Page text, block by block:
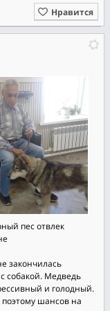
Нравится
пес отвлек
закончилась
собакой. Медведь
и голодный.
шансов на